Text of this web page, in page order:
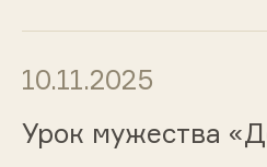
10.11.2025
Урок мужества